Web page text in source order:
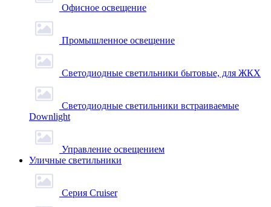
Офисное освещение
Промышленное освещение
Светодиодные светильники бытовые, для ЖКХ
Светодиодные светильники встраиваемые
Downlight
Управление освещением
Уличные светильники
Серия Cruiser